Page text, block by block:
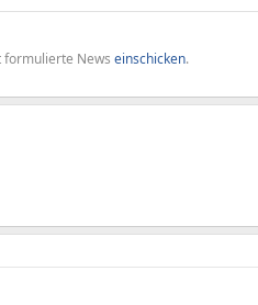
formulierte News einschicken.